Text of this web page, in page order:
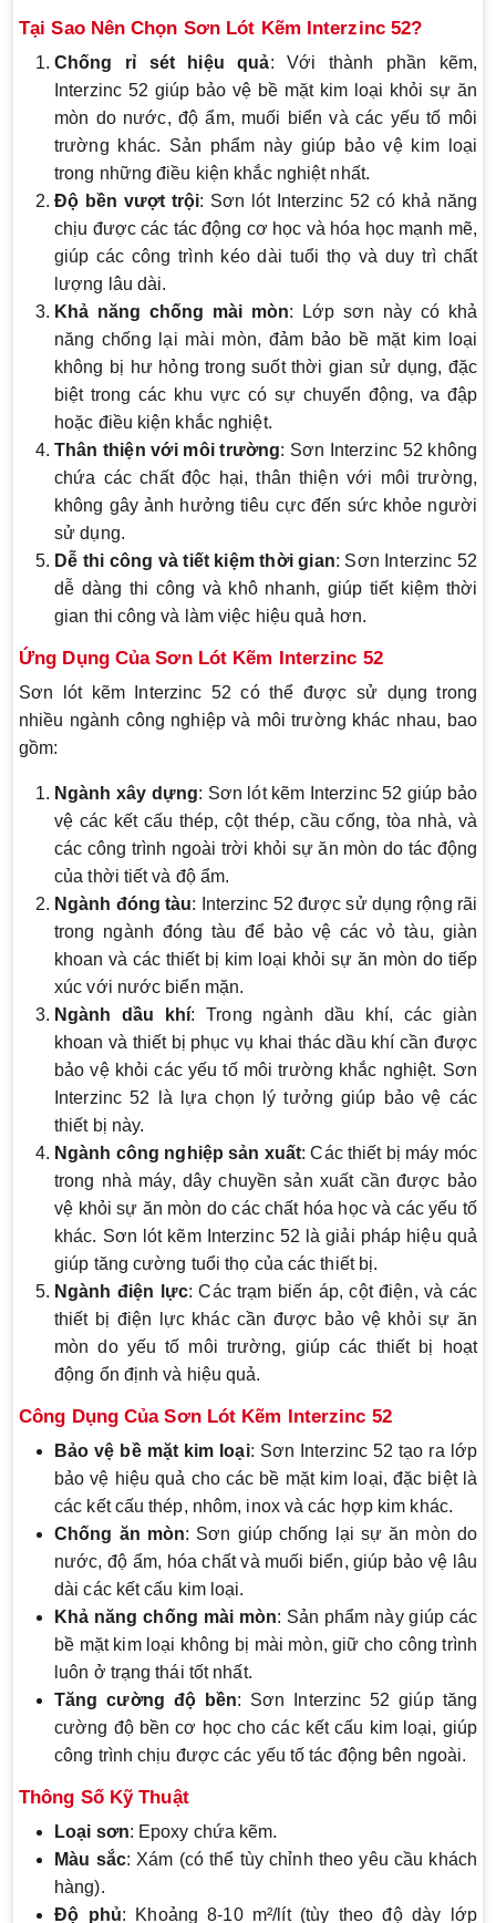
Tại Sao Nên Chọn Sơn Lót Kẽm Interzinc 52?
Chống rỉ sét hiệu quả: Với thành phần kẽm,
Interzinc 52 giúp bảo vệ bề mặt kim loại khỏi sự ăn
mòn do nước, độ ẩm, muối biển và các yếu tố môi
trường khác. Sản phẩm này giúp bảo vệ kim loại
trong những điều kiện khắc nghiệt nhất.
Độ bền vượt trội: Sơn lót Interzinc 52 có khả năng
chịu được các tác động cơ học và hóa học mạnh mẽ,
giúp các công trình kéo dài tuổi thọ và duy trì chất
lượng lâu dài.
Khả năng chống mài mòn: Lớp sơn này có khả
năng chống lại mài mòn, đảm bảo bề mặt kim loại
không bị hư hỏng trong suốt thời gian sử dụng, đặc
biệt trong các khu vực có sự chuyển động, va đập
hoặc điều kiện khắc nghiệt.
Thân thiện với môi trường: Sơn Interzinc 52 không
chứa các chất độc hại, thân thiện với môi trường,
không gây ảnh hưởng tiêu cực đến sức khỏe người
sử dụng.
Dễ thi công và tiết kiệm thời gian: Sơn Interzinc 52
dễ dàng thi công và khô nhanh, giúp tiết kiệm thời
gian thi công và làm việc hiệu quả hơn.
Ứng Dụng Của Sơn Lót Kẽm Interzinc 52
Sơn lót kẽm Interzinc 52 có thể được sử dụng trong
nhiều ngành công nghiệp và môi trường khác nhau, bao
gồm:
Ngành xây dựng: Sơn lót kẽm Interzinc 52 giúp bảo
vệ các kết cấu thép, cột thép, cầu cống, tòa nhà, và
các công trình ngoài trời khỏi sự ăn mòn do tác động
của thời tiết và độ ẩm.
Ngành đóng tàu: Interzinc 52 được sử dụng rộng rãi
trong ngành đóng tàu để bảo vệ các vỏ tàu, giàn
khoan và các thiết bị kim loại khỏi sự ăn mòn do tiếp
xúc với nước biển mặn.
Ngành dầu khí: Trong ngành dầu khí, các giàn
khoan và thiết bị phục vụ khai thác dầu khí cần được
bảo vệ khỏi các yếu tố môi trường khắc nghiệt. Sơn
Interzinc 52 là lựa chọn lý tưởng giúp bảo vệ các
thiết bị này.
Ngành công nghiệp sản xuất: Các thiết bị máy móc
trong nhà máy, dây chuyền sản xuất cần được bảo
vệ khỏi sự ăn mòn do các chất hóa học và các yếu tố
khác. Sơn lót kẽm Interzinc 52 là giải pháp hiệu quả
giúp tăng cường tuổi thọ của các thiết bị.
Ngành điện lực: Các trạm biến áp, cột điện, và các
thiết bị điện lực khác cần được bảo vệ khỏi sự ăn
mòn do yếu tố môi trường, giúp các thiết bị hoạt
động ổn định và hiệu quả.
Công Dụng Của Sơn Lót Kẽm Interzinc 52
Bảo vệ bề mặt kim loại: Sơn Interzinc 52 tạo ra lớp
bảo vệ hiệu quả cho các bề mặt kim loại, đặc biệt là
các kết cấu thép, nhôm, inox và các hợp kim khác.
Chống ăn mòn: Sơn giúp chống lại sự ăn mòn do
nước, độ ẩm, hóa chất và muối biển, giúp bảo vệ lâu
dài các kết cấu kim loại.
Khả năng chống mài mòn: Sản phẩm này giúp các
bề mặt kim loại không bị mài mòn, giữ cho công trình
luôn ở trạng thái tốt nhất.
Tăng cường độ bền: Sơn Interzinc 52 giúp tăng
cường độ bền cơ học cho các kết cấu kim loại, giúp
công trình chịu được các yếu tố tác động bên ngoài.
Thông Số Kỹ Thuật
Loại sơn: Epoxy chứa kẽm.
Màu sắc: Xám (có thể tùy chỉnh theo yêu cầu khách
hàng).
Độ phủ: Khoảng 8-10 m²/lít (tùy theo độ dày lớp